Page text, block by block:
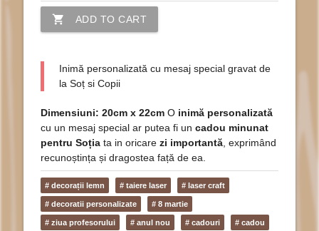
shopping_cart ADD TO CART
Inimă personalizată cu mesaj special gravat de
la Soț si Copii
Dimensiuni: 20cm x 22cmO inimă personalizată
cu un mesaj special ar putea fi un cadou minunat
pentru Soțiata in oricare zi importantă, exprimând
recunoștința și dragostea față de ea.
# decorații lemn # taiere laser # laser craft
# decoratii personalizate # 8 martie
# ziua profesorului # anul nou # cadouri # cadou